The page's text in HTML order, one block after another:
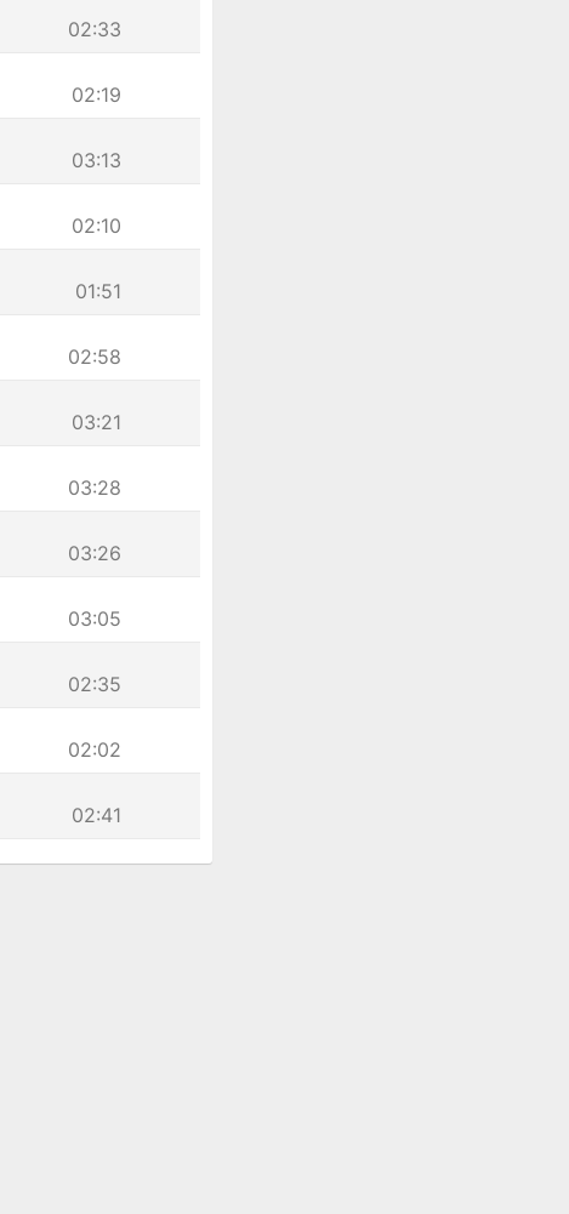
02:33
02:19
03:13
02:10
01:51
02:58
03:21
03:28
03:26
03:05
02:35
02:02
02:41